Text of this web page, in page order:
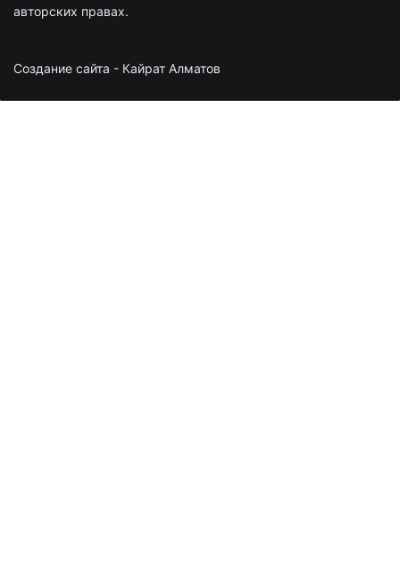
авторских правах.
Создание сайта - Кайрат Алматов